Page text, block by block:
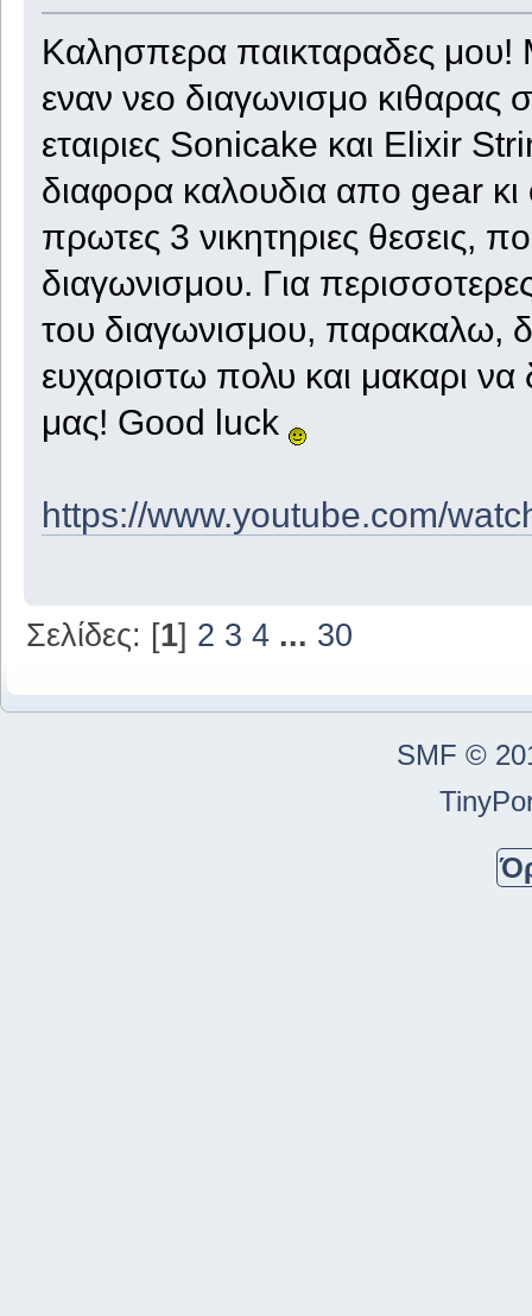
Καλησπερα παικταραδες
εναν νεο διαγωνισμο κιθαρας
εταιριες Sonicake και Elixir
διαφορα καλουδια απο gear κι
πρωτες 3 νικητηριες θεσεις,
διαγωνισμου. Για
του διαγωνισμου, παρακαλω,
ευχαριστω πολυ και μακαρι
μας! Good luck
https://www.youtube.com/
Σελίδες: [1] 2 3 4 ... 30
SMF ©